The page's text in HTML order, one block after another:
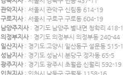
관악지사: 서울시 관악구 신림동 614-19
구로지사: 서울시 구로구 구로동 604-19
남양주지사: 경기도 남양주 별내면 청학리 418-1
의정부지사: 경기도 의정부시 의정부동 240-44
일산지사: 경기도 고양시 일산동구 설문동 515-1
성남지사: 경기도 성남시 분당구 정자동 65-5
광주지사: 경기도 광주시 초월읍 신월리 592-19
인천지사: 인천시 남동구 구월동 1158-16